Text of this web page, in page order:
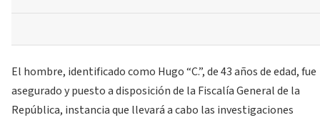
El hombre, identificado como Hugo “C.”, de 43 años de edad, fue
asegurado y puesto a disposición de la Fiscalía General de la
República, instancia que llevará a cabo las investigaciones